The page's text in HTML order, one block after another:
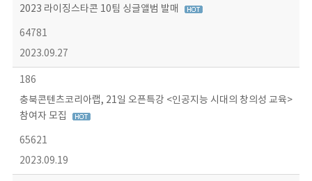
2023 라이징스타콘 10팀 싱글앨범 발매
64781
2023.09.27
186
충북콘텐츠코리아랩, 21일 오픈특강 <인공지능 시대의 창의성 교육>
참여자 모집
65621
2023.09.19